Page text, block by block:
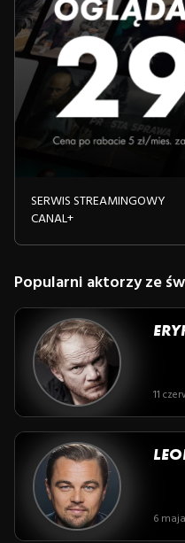
SERWIS STREAMINGOWY
CANAL+
Popularni aktorzy ze
11
6